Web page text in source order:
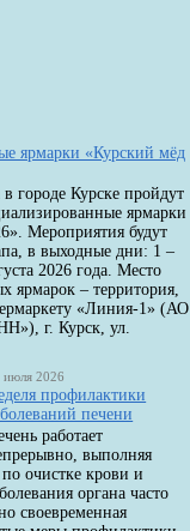
ярмарки «Курский мёд
в городе Курске пройдут
ярмарки
Мероприятия будут
в выходные дни: 1 –
2026 года. Место
ярмарок – территория,
«Линия-1» (АО
г. Курск, ул.
июля 2026
профилактики
печени
работает
выполняя
очистке крови и
органа часто
своевременная